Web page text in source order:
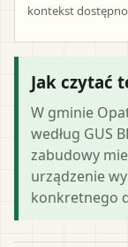
kontekst
Jak czytać
W gminie
według GUS
zabudowy
urządzenie
konkretnego